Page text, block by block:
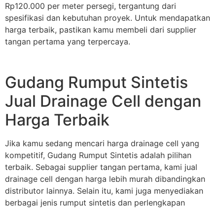
Rp120.000 per meter persegi, tergantung dari
spesifikasi dan kebutuhan proyek. Untuk mendapatkan
harga terbaik, pastikan kamu membeli dari supplier
tangan pertama yang terpercaya.
Gudang Rumput Sintetis
Jual Drainage Cell dengan
Harga Terbaik
Jika kamu sedang mencari harga drainage cell yang
kompetitif, Gudang Rumput Sintetis adalah pilihan
terbaik. Sebagai supplier tangan pertama, kami jual
drainage cell dengan harga lebih murah dibandingkan
distributor lainnya. Selain itu, kami juga menyediakan
berbagai jenis rumput sintetis dan perlengkapan